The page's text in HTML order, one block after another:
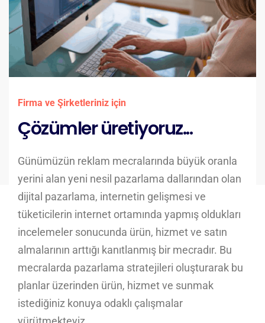
Firma ve Şirketleriniz için
Çözümler üretiyoruz...
Günümüzün reklam mecralarında büyük oranla
yerini alan yeni nesil pazarlama dallarından olan
dijital pazarlama, internetin gelişmesi ve
tüketicilerin internet ortamında yapmış oldukları
incelemeler sonucunda ürün, hizmet ve satın
almalarının arttığı kanıtlanmış bir mecradır. Bu
mecralarda pazarlama stratejileri oluşturarak bu
planlar üzerinden ürün, hizmet ve sunmak
istediğiniz konuya odaklı çalışmalar